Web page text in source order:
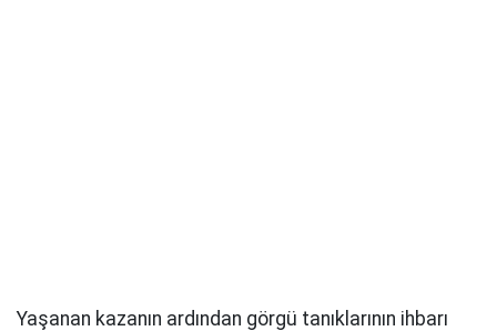
Yaşanan kazanın ardından görgü tanıklarının ihbarı